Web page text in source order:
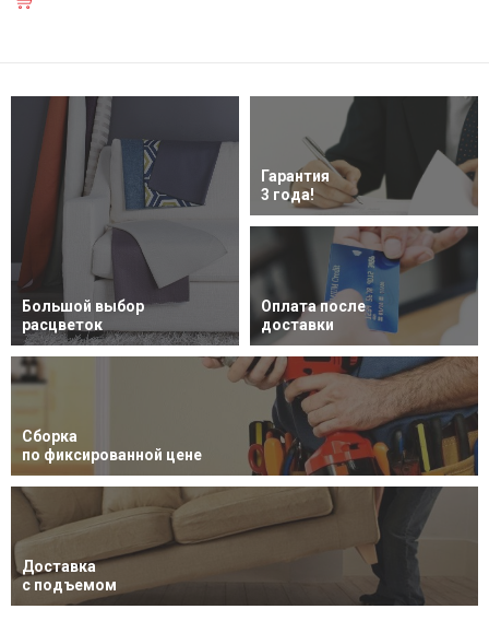
Большой выбор
расцветок
Гарантия
3 года!
Оплата после
доставки
Сборка
по фиксированной цене
Доставка
с подъемом